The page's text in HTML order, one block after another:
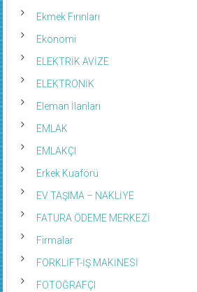
Ekmek Fırınları
Ekonomi
ELEKTRİK AVİZE
ELEKTRONİK
Eleman İlanları
EMLAK
EMLAKÇI
Erkek Kuaförü
EV TAŞIMA – NAKLİYE
FATURA ÖDEME MERKEZİ
Firmalar
FORKLİFT-İŞ MAKİNESİ
FOTOĞRAFÇI